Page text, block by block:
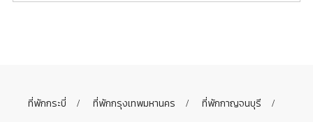
ที่พักกระบี่ ที่พักกรุงเทพมหานคร ที่พักกาญจนบุรี